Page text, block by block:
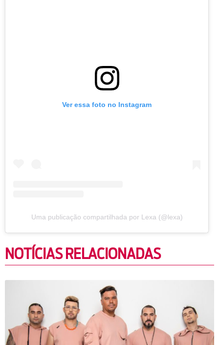
Ver essa foto no Instagram
Uma publicação compartilhada por Lexa (@lexa)
NOTÍCIAS RELACIONADAS